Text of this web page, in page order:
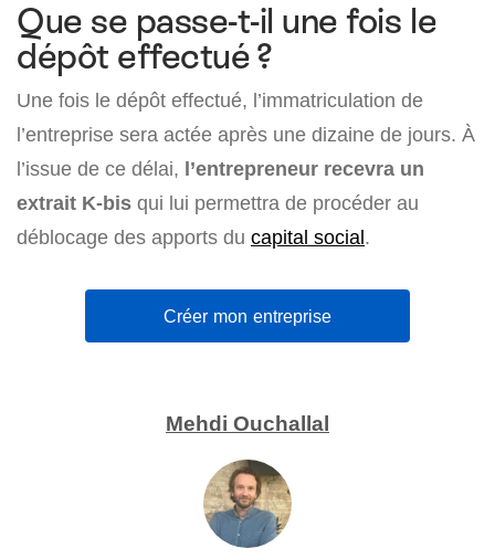
Que se passe-t-il une fois le
dépôt effectué ?
Une fois le dépôt effectué, l’immatriculation de
l’entreprise sera actée après une dizaine de jours. À
l’issue de ce délai, l’entrepreneur recevra un
extrait K-bis qui lui permettra de procéder au
déblocage des apports du capital social.
Créer mon entreprise
Mehdi Ouchallal